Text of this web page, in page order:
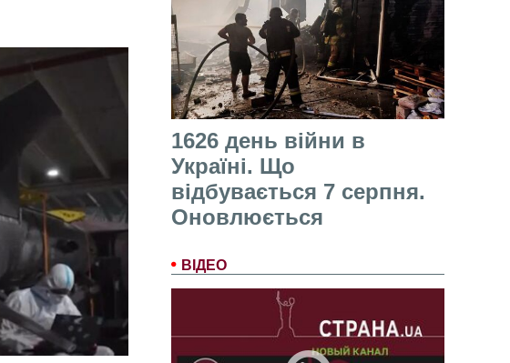
1626 день війни в
Україні. Що
відбувається 7 серпня.
Оновлюється
ВІДЕО